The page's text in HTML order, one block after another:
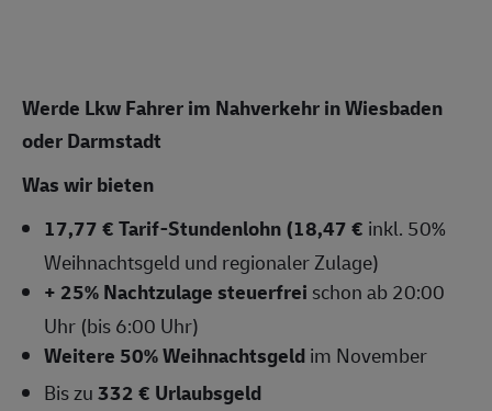
Werde Lkw Fahrer im Nahverkehr in Wiesbaden
oder Darmstadt
Was wir bieten
17,77 € Tarif-Stundenlohn (18,47 € inkl. 50%
Weihnachtsgeld und regionaler Zulage)
+ 25% Nachtzulage steuerfrei schon ab 20:00
Uhr (bis 6:00 Uhr)
Weitere 50% Weihnachtsgeldim November
Bis zu332 € Urlaubsgeld